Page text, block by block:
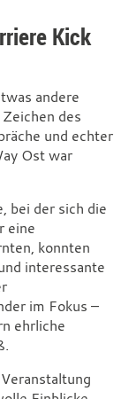
Kick
andere
des
und echter
Ost war
bei der sich die
eine
konnten
interessante
im Fokus –
ehrliche